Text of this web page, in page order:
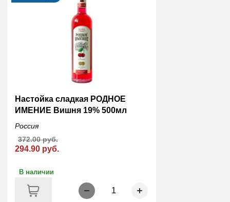
Настойка сладкая РОДНОЕ
ИМЕНИЕ Вишня 19% 500мл
Россия
294.90 руб.
372.00 руб.
В наличии
1